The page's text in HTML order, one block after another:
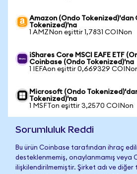
Amazon (Ondo Tokenized)'dan
Tokenized)'na
1 AMZNon eşittir 1,7831 COINon
iShares Core MSCI EAFE ETF
Coinbase (Ondo Tokenized)'na
1 IEFAon eşittir 0,669329
Microsoft (Ondo
Tokenized)'na
1 MSFTon eşittir 3,2570 COINon
Sorumluluk Reddi
Bu ürün Coinbase tarafından ihraç
desteklenmemiş, onaylanmamış veya
ilişkilendirilmemiştir. Şirket adı ve